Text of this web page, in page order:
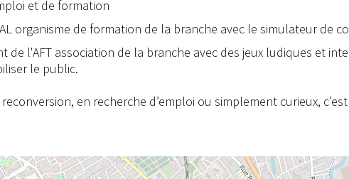
et de formation
organisme de formation de la branche avec le simulateur de
de l'AFT association de la branche avec des jeux ludiques et
le public.
en recherche d’emploi ou simplement curieux,